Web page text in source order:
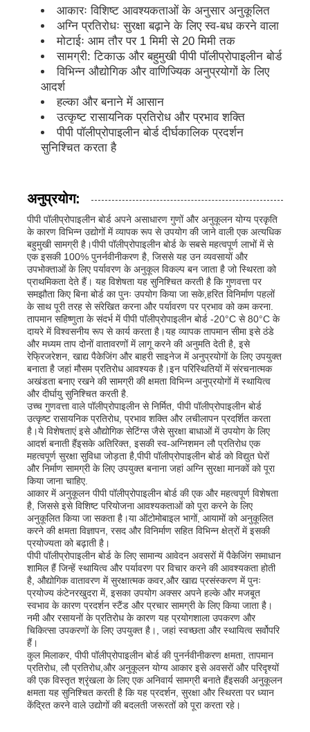
पीपी विज्ञापन बोर्ड
प्लास्टिक पीपी शीट
पीपीएस बोर्ड
पीपी खोखले निर्माण बोर्ड
पीपी वॉल शीट
पॉलीप्रोपाइलीन शीट
पीपी पाइप
पॉलीप्रोपाइलीन पाइप फिटिंग
आकारः विशिष्ट आवश्यकताओं के अनुसार अनुकूलित
अग्नि प्रतिरोधः सुरक्षा बढ़ाने के लिए स्व-बध करने वाला
मोटाईः आम तौर पर 1 मिमी से 20 मिमी तक
सामग्री: टिकाऊ और बहुमुखी पीपी पॉलीप्रोपाइलीन बोर्ड
विभिन्न औद्योगिक और वाणिज्यिक अनुप्रयोगों के लिए
आदर्श
हल्का और बनाने में आसान
उत्कृष्ट रासायनिक प्रतिरोध और प्रभाव शक्ति
पीपी पॉलीप्रोपाइलीन बोर्ड दीर्घकालिक प्रदर्शन
सुनिश्चित करता है
अनुप्रयोग:
पीपी पॉलीप्रोपाइलीन बोर्ड अपने असाधारण गुणों और अनुकूलन योग्य प्रकृति
के कारण विभिन्न उद्योगों में व्यापक रूप से उपयोग की जाने वाली एक अत्यधिक
बहुमुखी सामग्री है।पीपी पॉलीप्रोपाइलीन बोर्ड के सबसे महत्वपूर्ण लाभों में से
एक इसकी 100% पुनर्नवीनीकरण है, जिससे यह उन व्यवसायों और
उपभोक्ताओं के लिए पर्यावरण के अनुकूल विकल्प बन जाता है जो स्थिरता को
प्राथमिकता देते हैं। यह विशेषता यह सुनिश्चित करती है कि गुणवत्ता पर
समझौता किए बिना बोर्ड का पुनः उपयोग किया जा सके,हरित विनिर्माण पहलों
के साथ पूरी तरह से संरेखित करना और पर्यावरण पर प्रभाव को कम करना.
तापमान सहिष्णुता के संदर्भ में पीपी पॉलीप्रोपाइलीन बोर्ड -20°C से 80°C के
दायरे में विश्वसनीय रूप से कार्य करता है।यह व्यापक तापमान सीमा इसे ठंडे
और मध्यम ताप दोनों वातावरणों में लागू करने की अनुमति देती है, इसे
रेफ्रिजरेशन, खाद्य पैकेजिंग और बाहरी साइनेज में अनुप्रयोगों के लिए उपयुक्त
बनाता है जहां मौसम प्रतिरोध आवश्यक है।इन परिस्थितियों में संरचनात्मक
अखंडता बनाए रखने की सामग्री की क्षमता विभिन्न अनुप्रयोगों में स्थायित्व
और दीर्घायु सुनिश्चित करती है.
उच्च गुणवत्ता वाले पॉलीप्रोपाइलीन से निर्मित, पीपी पॉलीप्रोपाइलीन बोर्ड
उत्कृष्ट रासायनिक प्रतिरोध, प्रभाव शक्ति और लचीलापन प्रदर्शित करता
है।ये विशेषताएं इसे औद्योगिक सेटिंग्स जैसे सुरक्षा बाधाओं में उपयोग के लिए
आदर्श बनाती हैंइसके अतिरिक्त, इसकी स्व-अग्निशमन लौ प्रतिरोध एक
महत्वपूर्ण सुरक्षा सुविधा जोड़ता है,पीपी पॉलीप्रोपाइलीन बोर्ड को विद्युत घेरों
और निर्माण सामग्री के लिए उपयुक्त बनाना जहां अग्नि सुरक्षा मानकों को पूरा
किया जाना चाहिए.
आकार में अनुकूलन पीपी पॉलीप्रोपाइलीन बोर्ड की एक और महत्वपूर्ण विशेषता
है, जिससे इसे विशिष्ट परियोजना आवश्यकताओं को पूरा करने के लिए
अनुकूलित किया जा सकता है।या ऑटोमोबाइल भागों, आयामों को अनुकूलित
करने की क्षमता विज्ञापन, रसद और विनिर्माण सहित विभिन्न क्षेत्रों में इसकी
प्रयोज्यता को बढ़ाती है।
पीपी पॉलीप्रोपाइलीन बोर्ड के लिए सामान्य आवेदन अवसरों में पैकेजिंग समाधान
शामिल हैं जिन्हें स्थायित्व और पर्यावरण पर विचार करने की आवश्यकता होती
है, औद्योगिक वातावरण में सुरक्षात्मक कवर,और खाद्य प्रसंस्करण में पुनः
प्रयोज्य कंटेनरखुदरा में, इसका उपयोग अक्सर अपने हल्के और मजबूत
स्वभाव के कारण प्रदर्शन स्टैंड और प्रचार सामग्री के लिए किया जाता है।
नमी और रसायनों के प्रतिरोध के कारण यह प्रयोगशाला उपकरण और
चिकित्सा उपकरणों के लिए उपयुक्त है।, जहां स्वच्छता और स्थायित्व सर्वोपरि
हैं।
कुल मिलाकर, पीपी पॉलीप्रोपाइलीन बोर्ड की पुनर्नवीनीकरण क्षमता, तापमान
प्रतिरोध, लौ प्रतिरोध,और अनुकूलन योग्य आकार इसे अवसरों और परिदृश्यों
की एक विस्तृत श्रृंखला के लिए एक अनिवार्य सामग्री बनाते हैंइसकी अनुकूलन
क्षमता यह सुनिश्चित करती है कि यह प्रदर्शन, सुरक्षा और स्थिरता पर ध्यान
केंद्रित करने वाले उद्योगों की बदलती जरूरतों को पूरा करता रहे।